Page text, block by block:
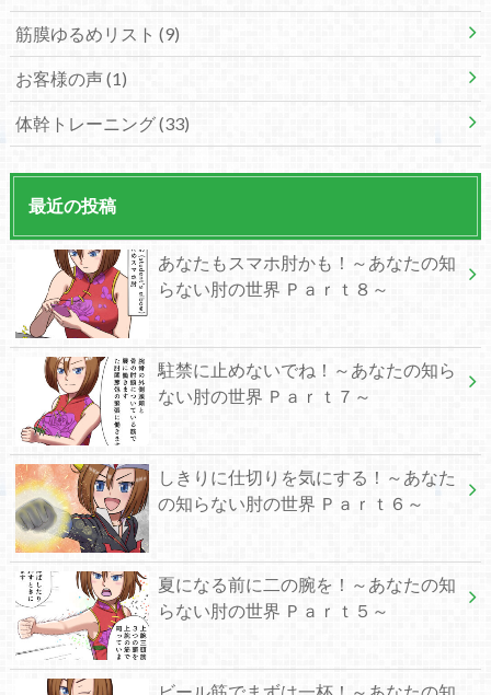
筋膜ゆるめリスト (9)
お客様の声(1)
体幹トレーニング(33)
最近の投稿
あなたもスマホ肘かも！～あなたの知
らない肘の世界 Ｐａｒｔ８～
駐禁に止めないでね！～あなたの知ら
ない肘の世界 Ｐａｒｔ７～
しきりに仕切りを気にする！～あなた
の知らない肘の世界 Ｐａｒｔ６～
夏になる前に二の腕を！～あなたの知
らない肘の世界 Ｐａｒｔ５～